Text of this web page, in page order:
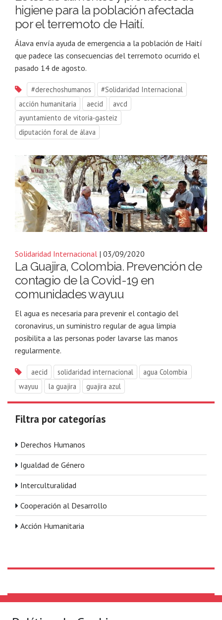
higiene para la población afectada
por el terremoto de Haití.
Álava envía ayuda de emergencia a la población de Haití
que padece las consecuencias del terremoto ocurrido el
pasado 14 de agosto.
#derechoshumanos
#Solidaridad Internacional
acción humanitaria
aecid
avcd
ayuntamiento de vitoria-gasteiz
diputación foral de álava
Solidaridad Internacional | 03/09/2020
La Guajira, Colombia. Prevención de
contagio de la Covid-19 en
comunidades wayuu
El agua es necesaria para prevenir el contagio del
coronavirus, un suministro regular de agua limpia
posibilita a las personas poder lavarse las manos
regularmente.
aecid solidaridad internacional
agua Colombia
wayuu
la guajira guajira azul
Filtra por categorías
Derechos Humanos
Igualdad de Género
Interculturalidad
Cooperación al Desarrollo
Acción Humanitaria